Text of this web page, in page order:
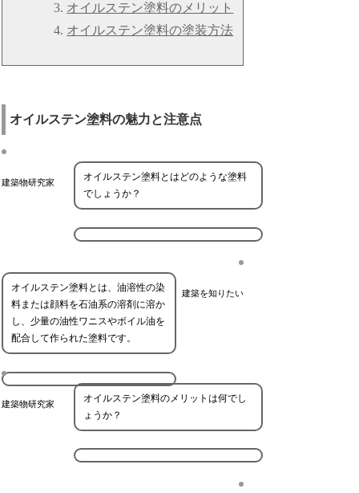
オイルステン塗料のメリット
オイルステン塗料の塗装方法
オイルステン塗料の魅力と注意点
建築物研究家
オイルステン塗料とはどのような塗料
でしょうか？
建築を知りたい
オイルステン塗料とは、油溶性の染
料または顔料を石油系の溶剤に溶か
し、少量の油性ワニスやボイル油を
配合して作られた塗料です。
建築物研究家
オイルステン塗料のメリットは何でし
ょうか？